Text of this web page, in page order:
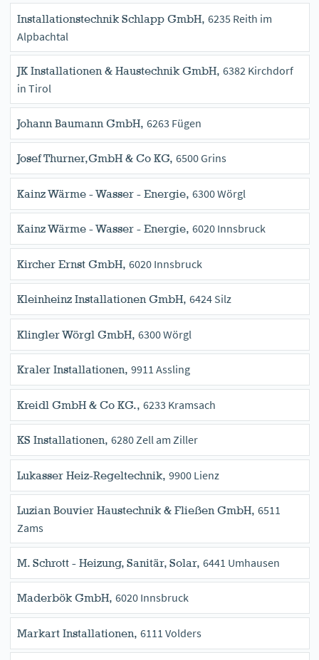
Installationstechnik Schlapp GmbH, 6235 Reith im
Alpbachtal
JK Installationen & Haustechnik GmbH, 6382 Kirchdorf
in Tirol
Johann Baumann GmbH, 6263 Fügen
Josef Thurner,GmbH & Co KG, 6500 Grins
Kainz Wärme - Wasser - Energie, 6300 Wörgl
Kainz Wärme - Wasser - Energie, 6020 Innsbruck
Kircher Ernst GmbH, 6020 Innsbruck
Kleinheinz Installationen GmbH, 6424 Silz
Klingler Wörgl GmbH, 6300 Wörgl
Kraler Installationen, 9911 Assling
Kreidl GmbH & Co KG., 6233 Kramsach
KS Installationen, 6280 Zell am Ziller
Lukasser Heiz-Regeltechnik, 9900 Lienz
Luzian Bouvier Haustechnik & Fließen GmbH, 6511
Zams
M. Schrott - Heizung, Sanitär, Solar, 6441 Umhausen
Maderbök GmbH, 6020 Innsbruck
Markart Installationen, 6111 Volders